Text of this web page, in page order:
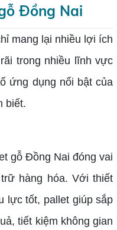
Đồng Nai
mang lại nhiều lợi ích
trong nhiều lĩnh vực
ứng dụng nổi bật của
biết.
gỗ Đồng Nai đóng vai
hàng hóa. Với thiết
lực tốt, pallet giúp sắp
tiết kiệm không gian